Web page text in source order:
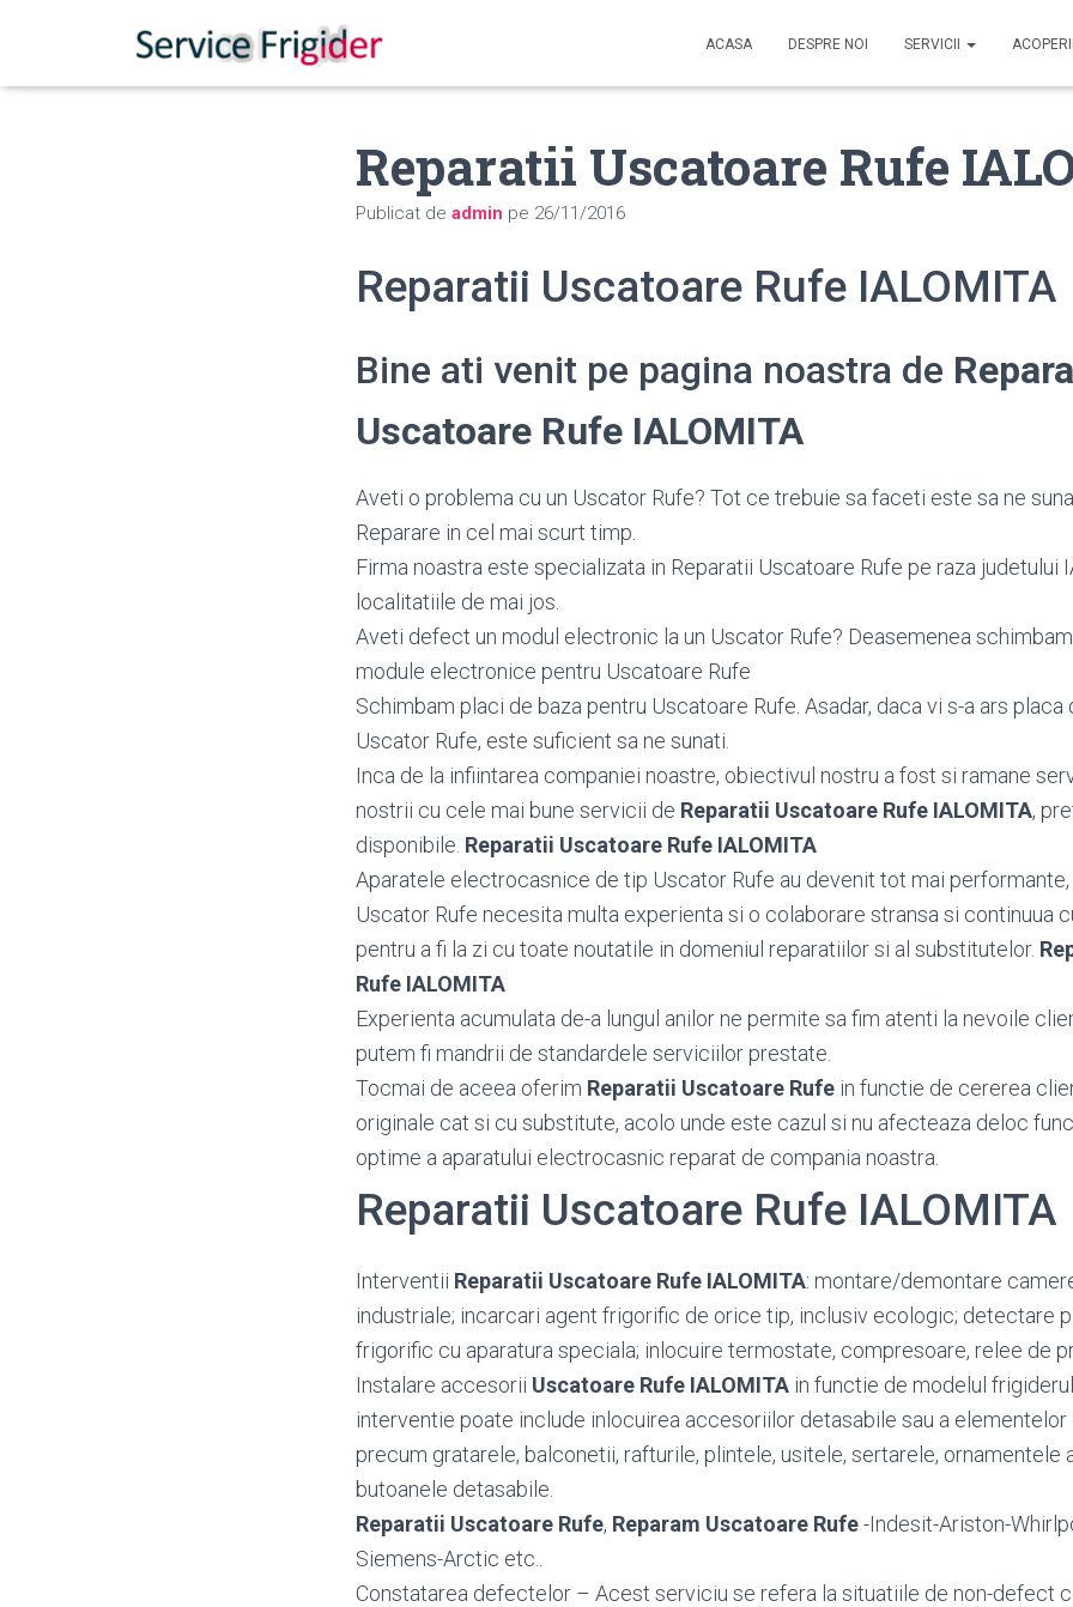
ACASA DESPRE NOI SERVICII
Reparatii Uscatoare Rufe
Publicat de admin pe 26/11/2016
Reparatii Uscatoare Rufe IALOMITA
Bine ati venit pe pagina noastra de
Uscatoare Rufe IALOMITA
Aveti o problema cu un Uscator Rufe? Tot ce trebuie sa faceti este sa ne
Reparare in cel mai scurt timp.
Firma noastra este specializata in Reparatii Uscatoare Rufe pe raza judetului
localitatiile de mai jos.
Aveti defect un modul electronic la un Uscator Rufe? Deasemenea
module electronice pentru Uscatoare Rufe
Schimbam placi de baza pentru Uscatoare Rufe. Asadar, daca vi s-a ars placa
Uscator Rufe, este suficient sa ne sunati.
Inca de la infiintarea companiei noastre, obiectivul nostru a fost si ramane
nostrii cu cele mai bune servicii de Reparatii Uscatoare Rufe IALOMITA,
disponibile. Reparatii Uscatoare Rufe IALOMITA
Aparatele electrocasnice de tip Uscator Rufe au devenit tot mai
Uscator Rufe necesita multa experienta si o colaborare stransa si continuua
pentru a fi la zi cu toate noutatile in domeniul reparatiilor si al substitutelor.
Rufe IALOMITA
Experienta acumulata de-a lungul anilor ne permite sa fim atenti la nevoile
putem fi mandrii de standardele serviciilor prestate.
Tocmai de aceea oferim Reparatii Uscatoare Rufe in functie de cererea
originale cat si cu substitute, acolo unde este cazul si nu afecteaza deloc
optime a aparatului electrocasnic reparat de compania noastra.
Reparatii Uscatoare Rufe IALOMITA
Interventii Reparatii Uscatoare Rufe IALOMITA: montare/demontare
industriale; incarcari agent frigorific de orice tip, inclusiv ecologic; detectare
frigorific cu aparatura speciala; inlocuire termostate, compresoare, relee de
Instalare accesorii Uscatoare Rufe IALOMITA in functie de modelul
interventie poate include inlocuirea accesoriilor detasabile sau a
precum gratarele, balconetii, rafturile, plintele, usitele, sertarele, ornamentele
butoanele detasabile.
Reparatii Uscatoare Rufe, Reparam Uscatoare Rufe-Indesit-Ariston-
Siemens-Arctic etc..
Constatarea defectelor – Acest serviciu se refera la situatiile de non-defect